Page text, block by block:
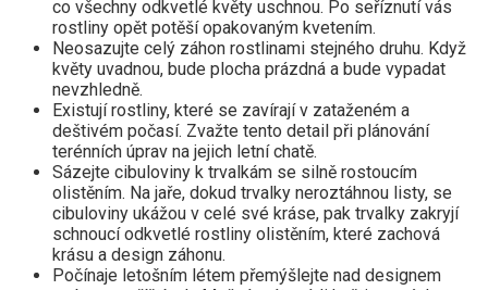
co všechny odkvetlé květy uschnou. Po seříznutí vás
rostliny opět potěší opakovaným kvetením.
Neosazujte celý záhon rostlinami stejného druhu. Když
květy uvadnou, bude plocha prázdná a bude vypadat
nevzhledně.
Existují rostliny, které se zavírají v zataženém a
deštivém počasí. Zvažte tento detail při plánování
terénních úprav na jejich letní chatě.
Sázejte cibuloviny k trvalkám se silně rostoucím
olistěním. Na jaře, dokud trvalky neroztáhnou listy, se
cibuloviny ukážou v celé své kráse, pak trvalky zakryjí
schnoucí odkvetlé rostliny olistěním, které zachová
krásu a design záhonu.
Počínaje letošním létem přemýšlejte nad designem